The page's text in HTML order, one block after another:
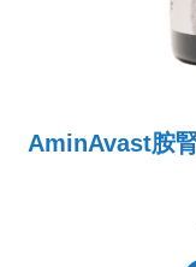
AminAvast胺